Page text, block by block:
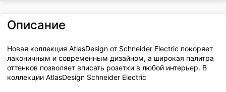
Описание
Новая коллекция AtlasDesign от Schneider Electric покоряет
лаконичным и современным дизайном, а широкая палитра
оттенков позволяет вписать розетки в любой интерьер. В
коллекции AtlasDesign Schneider Electric